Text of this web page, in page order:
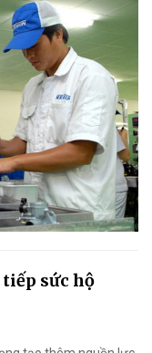
sức hộ